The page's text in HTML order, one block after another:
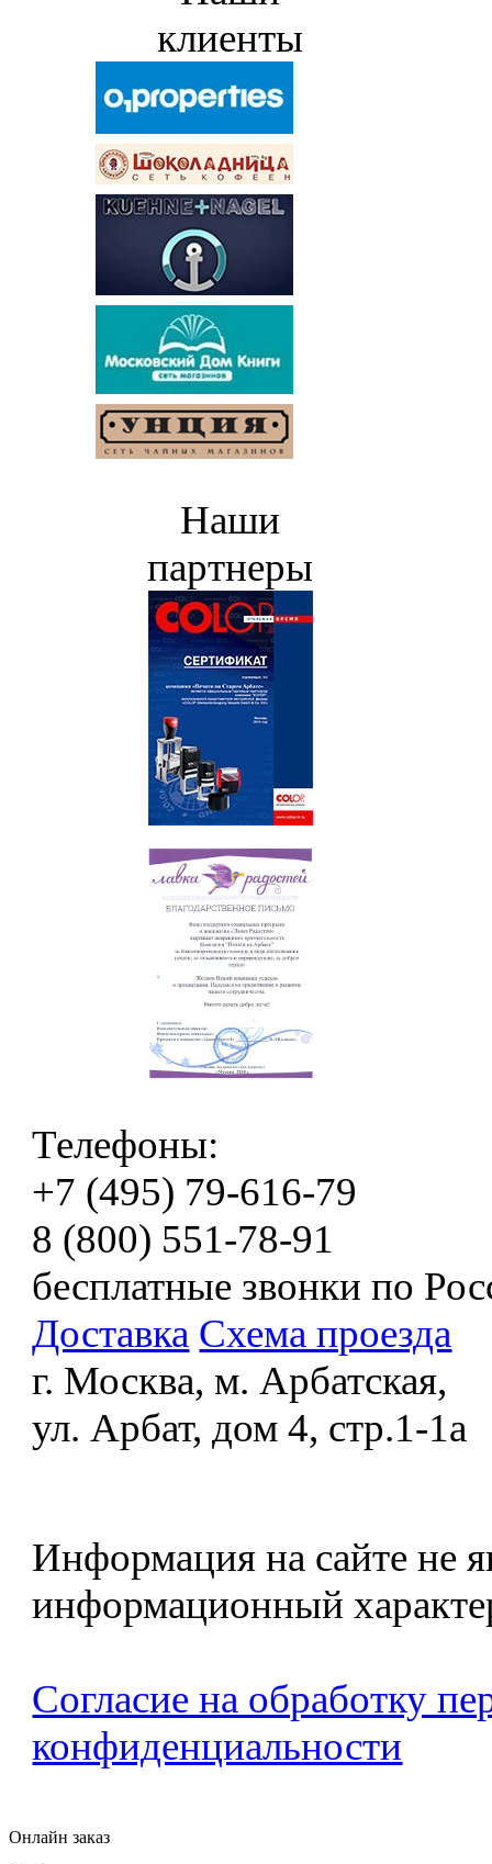
клиенты
Наши
партнеры
Телефоны:
+7 (495) 79-616-79
8 (800) 551-78-91
бесплатные звонки по
Доставка Схема проезда
г. Москва, м. Арбатская,
ул. Арбат, дом 4, стр.1-1а
Информация на сайте не
информационный
Согласие на обработку
конфиденциальности
Онлайн заказ